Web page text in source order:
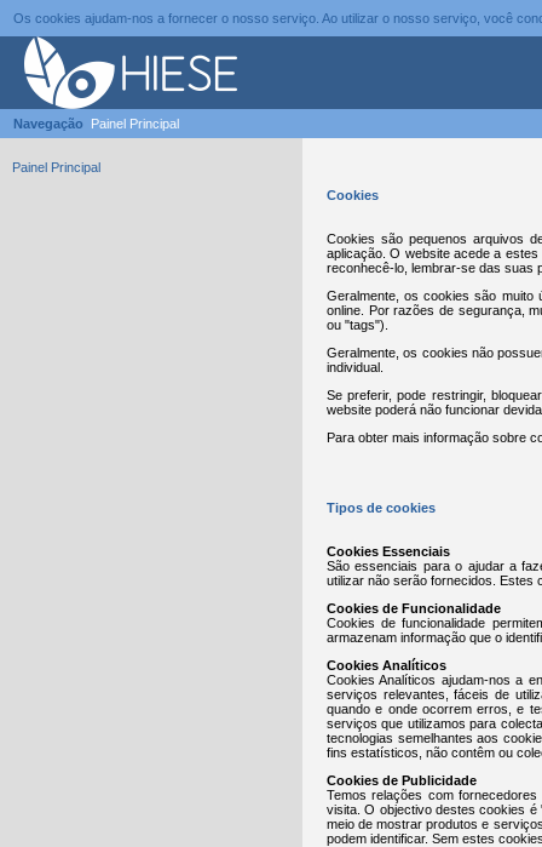
Os cookies ajudam-nos a fornecer o nosso serviço. Ao utilizar o nosso serviço, você
Navegação Painel Principal
Painel Principal
Cookies
Cookies são pequenos arquivos
aplicação. O website acede a
reconhecê-lo, lembrar-se das suas
Geralmente, os cookies são muito
online. Por razões de segurança,
ou "tags").
Geralmente, os cookies não
individual.
Se preferir, pode restringir,
website poderá não funcionar
Para obter mais informação sobre
Tipos de cookies
Cookies Essenciais
São essenciais para o ajudar a
utilizar não serão fornecidos. Estes
Cookies de Funcionalidade
Cookies de funcionalidade
armazenam informação que o
Cookies Analíticos
Cookies Analíticos ajudam-nos a
serviços relevantes, fáceis de
quando e onde ocorrem erros, e
serviços que utilizamos para
tecnologias semelhantes aos
fins estatísticos, não contêm ou
Cookies de Publicidade
Temos relações com
visita. O objectivo destes cookies é
meio de mostrar produtos e
podem identificar. Sem estes